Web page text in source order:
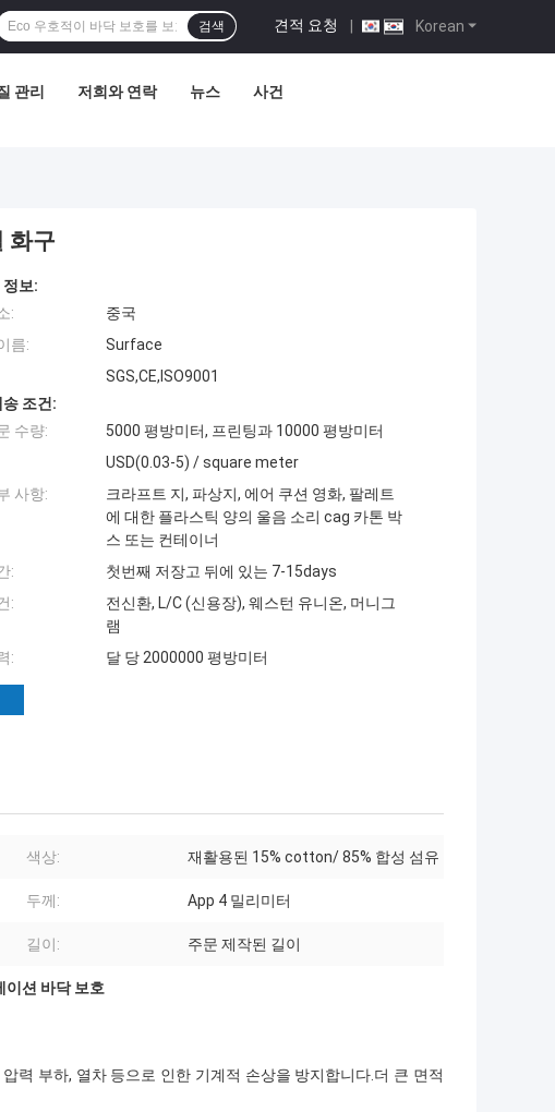
Korean
견적 요청 |
검색
관리 저희와 연락 뉴스 사건
화구
정보:
:
중국
름:
Surface
SGS,CE,ISO9001
조건:
수량:
5000 평방미터, 프린팅과 10000 평방미터
USD(0.03-5) / square meter
사항:
크라프트 지, 파상지, 에어 쿠션 영화, 팔레트
에 대한 플라스틱 양의 울음 소리 cag 카톤 박
스 또는 컨테이너
:
첫번째 저장고 뒤에 있는 7-15days
:
전신환, L/C (신용장), 웨스턴 유니온, 머니그
램
:
달 당 2000000 평방미터
색상: 재활용된 15% cotton/ 85% 합성 섬유
두께: App 4 밀리미터
길이: 주문 제작된 길이
이션 바닥 보호
력 부하, 열차 등으로 인한 기계적 손상을 방지합니다.더 큰 면적